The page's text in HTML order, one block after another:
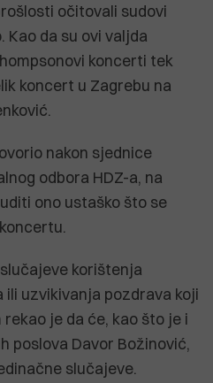
očitovali sudovi
Kao da su ovi valjda
koncerti tek
koncert u Zagrebu na
nakon sjednice
odbora HDZ-a, na
ono ustaško što se
korištenja
uzvikivanja pozdrava koji
je da će, kao što je i
poslova Davor Božinović,
slučajeve.